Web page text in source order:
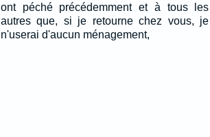
ont péché précédemment et à tous les
autres que, si je retourne chez vous, je
n'userai d'aucun ménagement,